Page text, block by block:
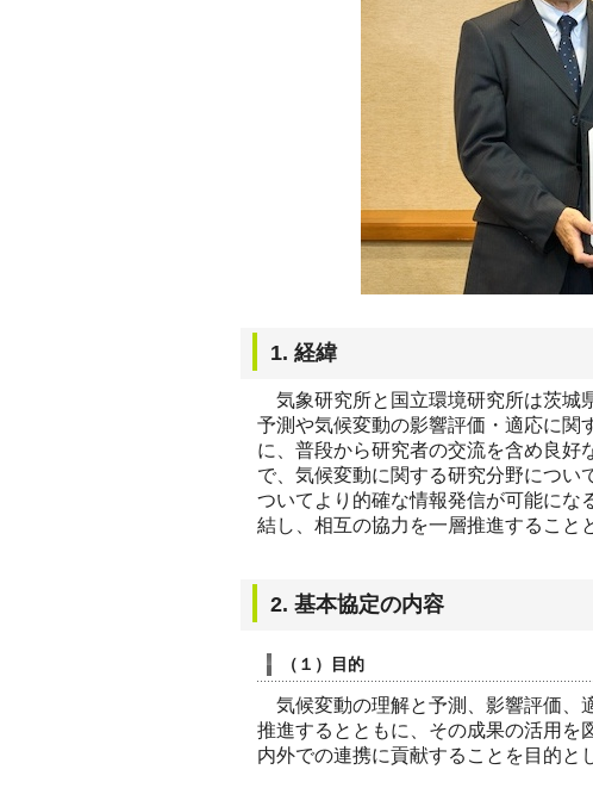
1. 経緯
気象研究所と国立環境研究所は茨城
予測や気候変動の影響評価・適応に関
に、普段から研究者の交流を含め良好
で、気候変動に関する研究分野につい
ついてより的確な情報発信が可能にな
結し、相互の協力を一層推進すること
2. 基本協定の内容
（１）目的
気候変動の理解と予測、影響評価、
推進するとともに、その成果の活用を
内外での連携に貢献することを目的と